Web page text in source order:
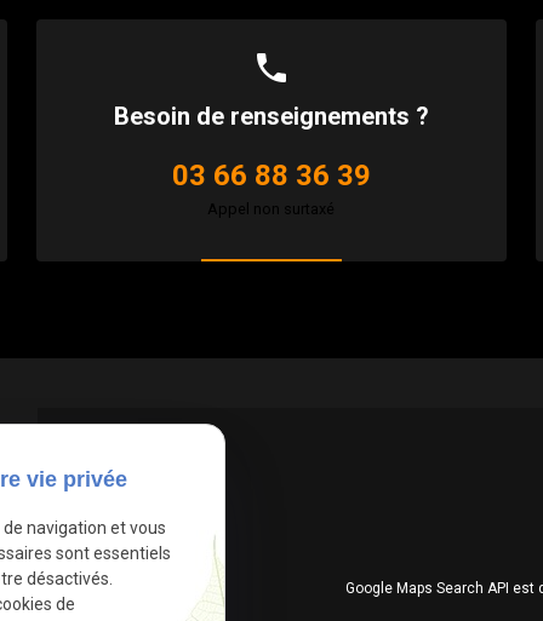
phone
Besoin de renseignements ?
03 66 88 36 39
Appel non surtaxé
Google Maps Search API
vie privée
navigation et vous
sont essentiels
désactivés.
de